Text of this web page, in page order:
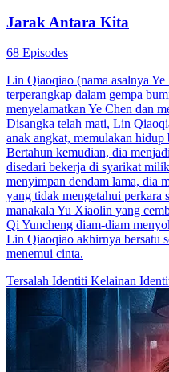
Jarak Antara Kita
68 Episodes
Lin Qiaoqiao (nama asalnya
terperangkap dalam gempa
menyelamatkan Ye Chen dan
Disangka telah mati, Lin
anak angkat, memulakan hidup
Bertahun kemudian, dia
disedari bekerja di syarikat
menyimpan dendam lama, dia
yang tidak mengetahui perkara
manakala Yu Xiaolin yang
Qi Yuncheng diam-diam
Lin Qiaoqiao akhirnya bersatu
menemui cinta.
Tersalah Identiti Kelainan